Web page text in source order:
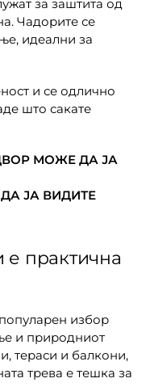
за заштита од
Чадорите се
идеални за
и се одлично
што сакате
МОЖЕ ДА ЈА
ЈА ВИДИТЕ
е практична
избор
и природниот
тераси и балкони,
трева е тешка за